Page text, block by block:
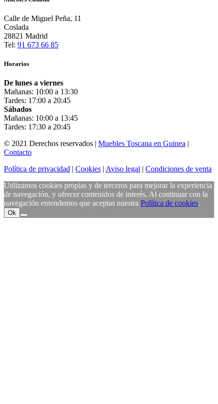
Calle de Miguel Peña, 11
Coslada
28821 Madrid
Tel: 91 673 66 85
Horarios
De lunes a viernes
Mañanas: 10:00 a 13:30
Tardes: 17:00 a 20:45
Sábados
Mañanas: 10:00 a 13:45
Tardes: 17:30 a 20:45
© 2021 Derechos reservados | Muebles Toscana en Guinea |
Contacto
Política de privacidad | Cookies | Aviso legal | Condiciones de venta
Utilizamos cookies propias y de terceros para mejorar la experiencia
de navegación, y ofrecer contenidos de interés. Al continuar con la
navegación entendemos que aceptas nuestra Política de cookies.
Ok